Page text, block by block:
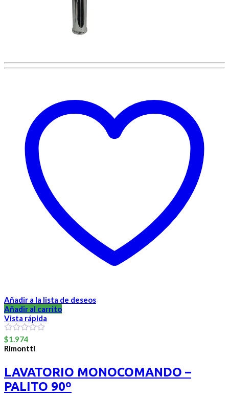
Añadir a la lista de deseos
Añadir al carrito
Vista rápida
0
out
of
$1.974
Rimontti
LAVATORIO MONOCOMANDO –
PALITO 90º